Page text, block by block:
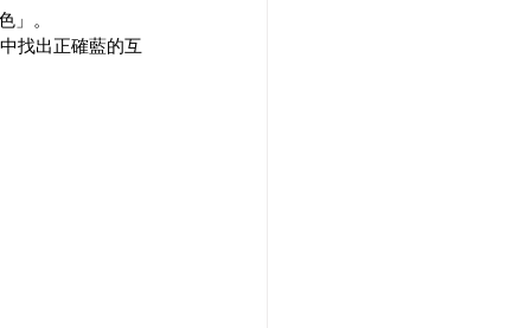
。
找出正確藍的互